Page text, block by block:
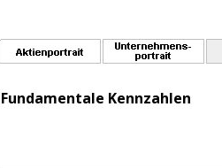
Fundamentale Kennzahlen